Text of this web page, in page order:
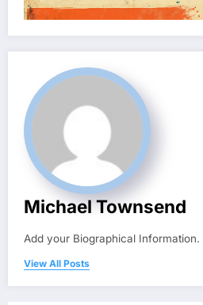
Michael Townsend
Add your Biographical Information.
View All Posts